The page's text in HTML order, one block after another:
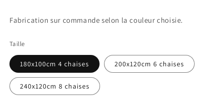
Fabrication sur commande selon la couleur choisie.
Taille
180x100cm 4 chaises 200x120cm 6 chaises
240x120cm 8 chaises